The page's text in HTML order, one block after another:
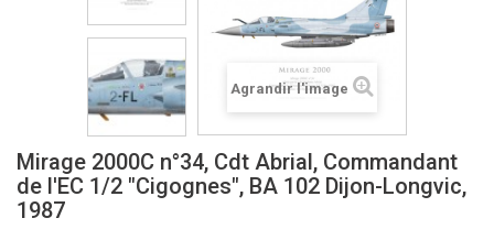
Agrandir l'image
Mirage 2000C n°34, Cdt Abrial, Commandant
de l'EC 1/2 "Cigognes", BA 102 Dijon-Longvic,
1987